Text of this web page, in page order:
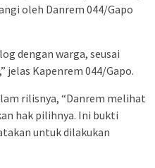
oleh Danrem 044/Gapo
dengan warga, seusai
jelas Kapenrem 044/Gapo.
rilisnya, “Danrem melihat
hak pilihnya. Ini bukti
untuk dilakukan